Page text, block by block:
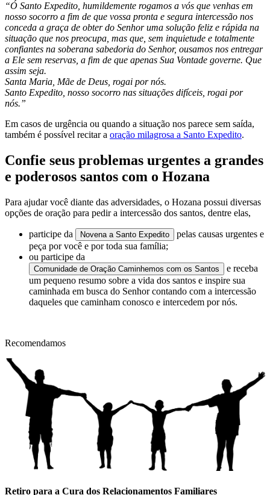
“Ó Santo Expedito, humildemente rogamos a vós que venhas em
nosso socorro a fim de que vossa pronta e segura intercessão nos
conceda a graça de obter do Senhor uma solução feliz e rápida na
situação que nos preocupa, mas que, sem inquietude e totalmente
confiantes na soberana sabedoria do Senhor, ousamos nos entregar
a Ele sem reservas, a fim de que apenas Sua Vontade governe. Que
assim seja.
Santa Maria, Mãe de Deus, rogai por nós.
Santo Expedito, nosso socorro nas situações difíceis, rogai por
nós.”
Em casos de urgência ou quando a situação nos parece sem saída,
também é possível recitar a oração milagrosa a Santo Expedito.
Confie seus problemas urgentes a grandes
e poderosos santos com o Hozana
Para ajudar você diante das adversidades, o Hozana possui diversas
opções de oração para pedir a intercessão dos santos, dentre elas,
participe da Novena a Santo Expedito
pelas causas urgentes e
peça por você e por toda sua família;
ou participe da
Comunidade de Oração Caminhemos com os Santos
e receba
um pequeno resumo sobre a vida dos santos e inspire sua
caminhada em busca do Senhor contando com a intercessão
daqueles que caminham conosco e intercedem por nós.
Recomendamos
Retiro para a Cura dos Relacionamentos Familiares